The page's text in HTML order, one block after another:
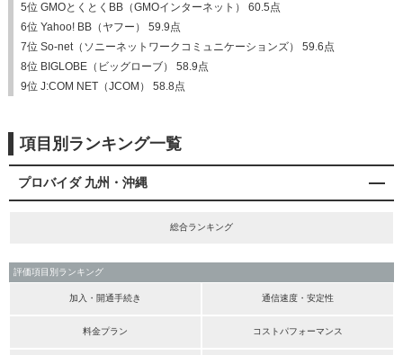
5位 GMOとくとくBB（GMOインターネット） 60.5点
6位 Yahoo! BB（ヤフー） 59.9点
7位 So-net（ソニーネットワークコミュニケーションズ） 59.6点
8位 BIGLOBE（ビッグローブ） 58.9点
9位 J:COM NET（JCOM） 58.8点
項目別ランキング一覧
プロバイダ 九州・沖縄
総合ランキング
評価項目別ランキング
加入・開通手続き 通信速度・安定性
料金プラン コストパフォーマンス